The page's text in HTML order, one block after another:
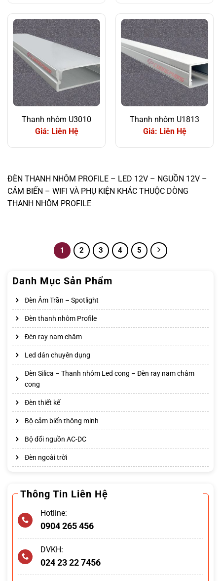
Danh Mục Sản Phẩm
Đèn Âm Trần – Spotlight
Đèn thanh nhôm Profile
Đèn ray nam châm
Led dán chuyên dụng
Đèn Silica – Thanh nhôm Led cong – Đèn ray nam châm
cong
Đèn thiết kế
Bộ cảm biến thông minh
Bộ đổi nguồn AC-DC
Đèn ngoài trời
Thông Tin Liên Hệ
Hotline:
0904 265 456
DVKH:
024 23 22 7456
Thanh nhôm U3010
Giá: Liên Hệ
Thanh nhôm U1813
Giá: Liên Hệ
ĐÈN THANH NHÔM PROFILE – LED 12V – NGUỒN 12V –
CẢM BIẾN – WIFI VÀ PHỤ KIỆN KHÁC THUỘC DÒNG
THANH NHÔM PROFILE
1 2 3 4 5